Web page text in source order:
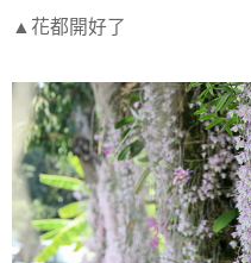
▲花都開好了